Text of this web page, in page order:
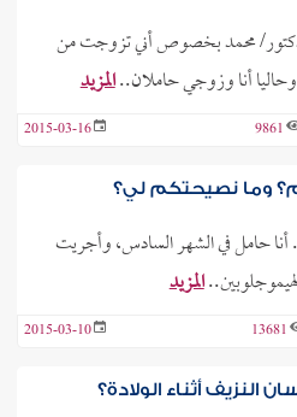
محمد بخصوص أني تزوجت من
أنا وزوجي حاملان..المزيد
9861
2015-03-16
وما نصيحتكم لي؟
أنا حامل في الشهر السادس، وأجريت
المزيد
13681
2015-03-10
أثناء الولادة؟